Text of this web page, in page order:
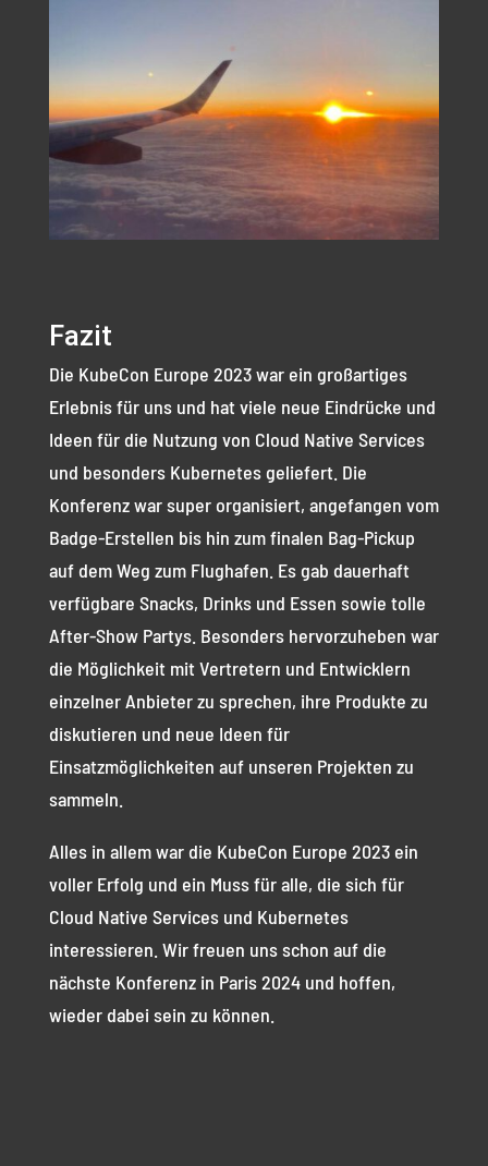
Fazit
Die KubeCon Europe 2023 war ein großartiges
Erlebnis für uns und hat viele neue Eindrücke und
Ideen für die Nutzung von Cloud Native Services
und besonders Kubernetes geliefert. Die
Konferenz war super organisiert, angefangen vom
Badge-Erstellen bis hin zum finalen Bag-Pickup
auf dem Weg zum Flughafen. Es gab dauerhaft
verfügbare Snacks, Drinks und Essen sowie tolle
After-Show Partys. Besonders hervorzuheben war
die Möglichkeit mit Vertretern und Entwicklern
einzelner Anbieter zu sprechen, ihre Produkte zu
diskutieren und neue Ideen für
Einsatzmöglichkeiten auf unseren Projekten zu
sammeln.
Alles in allem war die KubeCon Europe 2023 ein
voller Erfolg und ein Muss für alle, die sich für
Cloud Native Services und Kubernetes
interessieren. Wir freuen uns schon auf die
nächste Konferenz in Paris 2024 und hoffen,
wieder dabei sein zu können.